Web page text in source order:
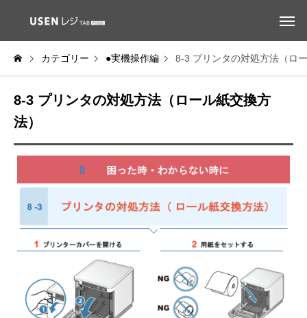
カテゴリー ●実機操作編 8-3 プリンタの対処方法（ロ
8-3 プリンタの対処方法（ロール紙交換方
法）